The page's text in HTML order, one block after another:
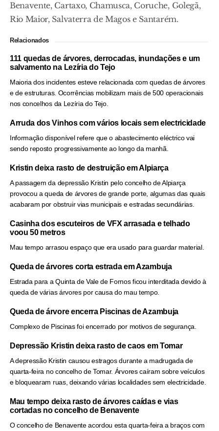
Benavente, Cartaxo, Chamusca, Coruche, Golegã,
Rio Maior, Salvaterra de Magos e Santarém.
Relacionados
111 quedas de árvores, derrocadas, inundações e um
salvamento na Lezíria do Tejo
Maioria dos incidentes esteve relacionada com quedas de árvores
e de estruturas. Ocorrências mobilizam mais de 500 operacionais
nos concelhos da Lezíria do Tejo.
Arruda dos Vinhos com vários locais sem electricidade
Informação disponível refere que o abastecimento eléctrico vai
sendo reposto progressivamente ao longo da manhã.
Kristin deixa rasto de destruição em Alpiarça
A passagem da depressão Kristin pelo concelho de Alpiarça
provocou a queda de árvores de grande porte, algumas das quais
acabaram por obstruir vias municipais e estradas secundárias.
Casinha dos escuteiros de VFX arrasada e telhado
voou 50 metros
Mau tempo arrasou espaço que era usado para guardar material.
Queda de árvores corta estrada em Azambuja
Estrada para a Quinta de Vale de Fornos ficou interditada devido à
queda de várias árvores por causa do mau tempo.
Queda de árvore encerra Piscinas de Azambuja
Complexo de Piscinas foi encerrado por motivos de segurança.
Depressão Kristin deixa rasto de caos em Tomar
A depressão Kristin causou estragos durante a madrugada de
quarta-feira no concelho de Tomar. Árvores caíram sobre veículos
e bloquearam ruas, deixando várias localidades sem electricidade.
Mau tempo deixa rasto de árvores caídas e vias
cortadas no concelho de Benavente
O concelho de Benavente acordou esta quarta-feira a braços com